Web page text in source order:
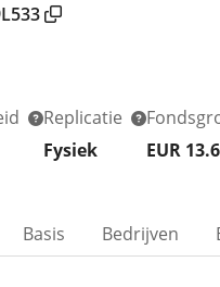
Replicatie
Fysiek
EUR
Basis Bedrijven